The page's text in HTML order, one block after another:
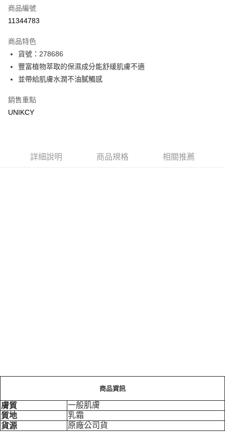
信用卡一次付款
LINE Pay
Apple Pay
商品編號
11344783
商品特色
貨號：278686
豐富植物萃取的保濕成分能舒緩肌膚不適
並帶給肌膚水潤不油膩觸感
銷售重點
UNIKCY
詳細說明 商品規格 相關推薦
商品資訊
膚質
一般肌膚
質地
乳霜
貨源
原廠公司貨